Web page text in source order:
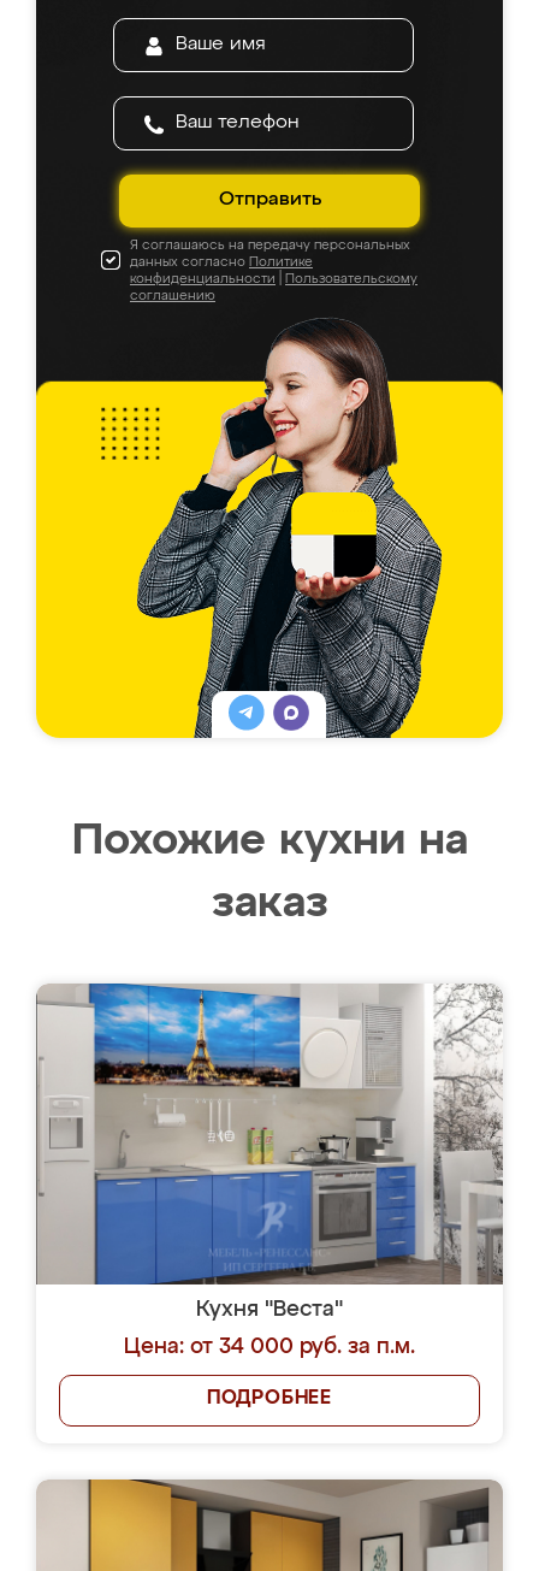
Отправить
Я соглашаюсь на передачу персональных
данных согласно Политике
конфиденциальности
Пользовательскому
соглашению
Похожие кухни на
заказ
Кухня "Веста"
Цена: от 34 000 руб. за п.м.
ПОДРОБНЕЕ